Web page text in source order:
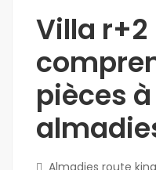
Villa r+2
pièces